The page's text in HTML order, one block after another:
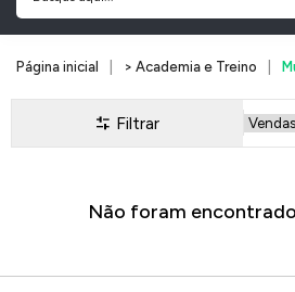
Página inicial > Academia e Treino
Filtrar
Não foram